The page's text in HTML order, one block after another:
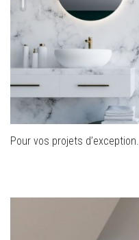
Pour vos projets d’exception.